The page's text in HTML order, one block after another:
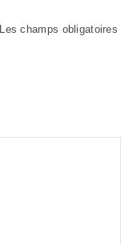
Les champs obligatoires